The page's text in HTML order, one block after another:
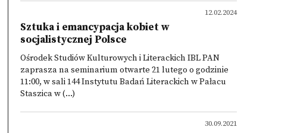
12.02.2024
Sztuka i emancypacja kobiet w
socjalistycznej Polsce
Ośrodek Studiów Kulturowych i Literackich IBL PAN
zaprasza na seminarium otwarte 21 lutego o godzinie
11:00, w sali 144 Instytutu Badań Literackich w Pałacu
Staszica w (...)
30.09.2021